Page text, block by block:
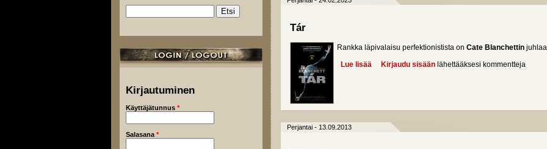
Hakulomake
Kirjautuminen
Käyttäjätunnus *
Salasana *
Tár
Rankka läpivalaisu perfektionistista on Cate Blanchettin
Lue lisää about Tár
Kirjaudu sisään lähettääksesi kommentteja
Perjantai - 13.09.2013